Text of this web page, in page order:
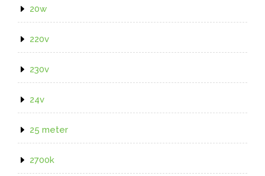
20w
220v
230v
24v
25 meter
2700k